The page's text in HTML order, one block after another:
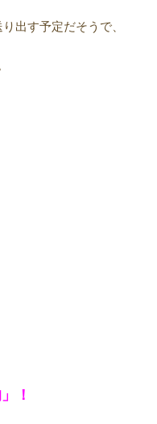
出す予定だそうで、
！